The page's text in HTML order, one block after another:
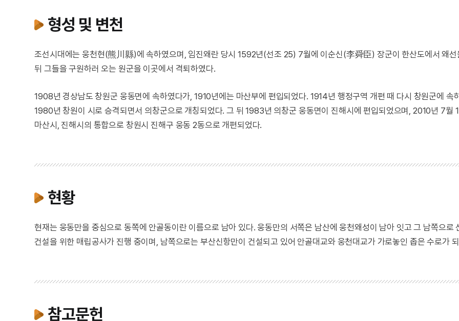
형성 및 변천
조선시대에는 웅천현(熊川縣)에 속하였으며, 임진왜란 당시 1592년(선조 25) 7월에 이순신(李舜臣) 장군이 한산도에서 왜선
뒤 그들을 구원하러 오는 원군을 이곳에서 격퇴하였다.
1908년 경상남도 창원군 웅동면에 속하였다가, 1910년에는 마산부에 편입되었다. 1914년 행정구역 개편 때 다시 창원군에 속
1980년 창원이 시로 승격되면서 의창군으로 개칭되었다. 그 뒤 1983년 의창군 웅동면이 진해시에 편입되었으며, 2010년 7월
마산시, 진해시의 통합으로 창원시 진해구 웅동 2동으로 개편되었다.
현황
현재는 웅동만을 중심으로 동쪽에 안골동이란 이름으로 남아 있다. 웅동만의 서쪽은 남산에 웅천왜성이 남아 잇고 그 남쪽으로
건설을 위한 매립공사가 진행 중이며, 남쪽으로는 부산신항만이 건설되고 있어 안골대교와 웅천대교가 가로놓인 좁은 수로가
참고문헌